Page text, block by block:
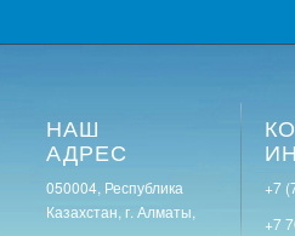
НАШ
АДРЕС
050004, Республика
Казахстан, г. Алматы,
+7
+7